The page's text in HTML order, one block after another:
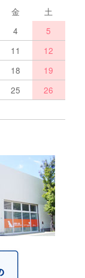
金
土
4
5
11
12
18
19
25
26